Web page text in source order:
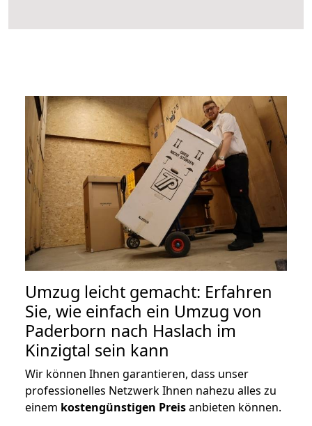
Umzug leicht gemacht: Erfahren
Sie, wie einfach ein Umzug von
Paderborn nach Haslach im
Kinzigtal sein kann
Wir können Ihnen garantieren, dass unser
professionelles Netzwerk Ihnen nahezu alles zu
einem kostengünstigen Preisanbieten können.